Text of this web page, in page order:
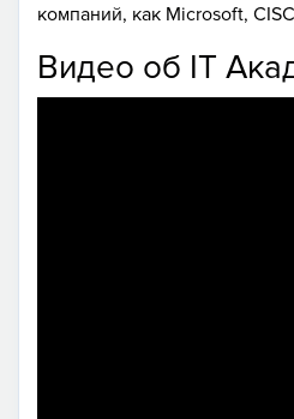
компаний, как Microsoft,
Видео об IT